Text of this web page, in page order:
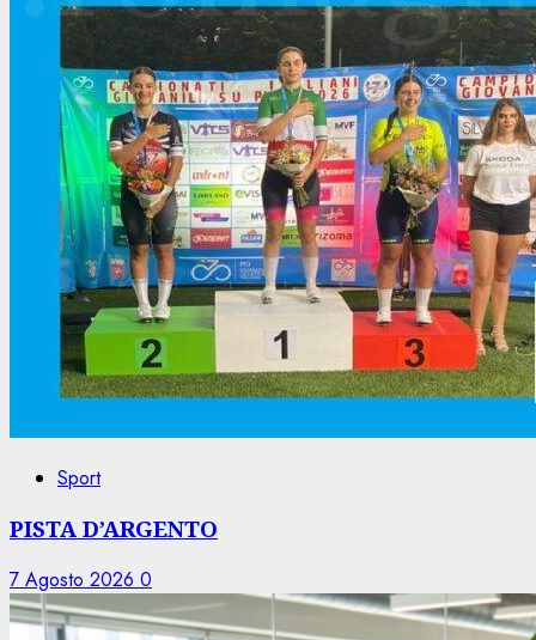
Sport
PISTA D’ARGENTO
7 Agosto 2026 0